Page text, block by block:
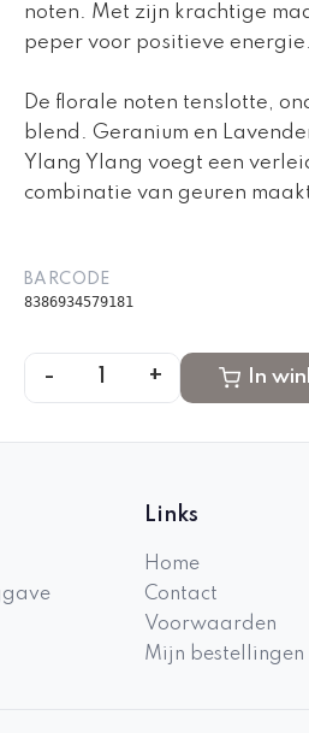
noten. Met zijn krachtige
peper voor positieve energie.
De florale noten tenslotte,
blend. Geranium en
Ylang Ylang voegt een
combinatie van geuren
BARCODE
8386934579181
- + In
Links
Home
Contact
Voorwaarden
Mijn bestellingen